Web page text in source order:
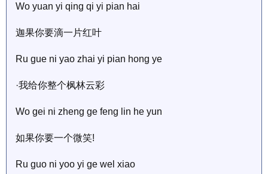
Wo yuan yi qing qi yi pian hai
迦果你要滴一片红叶
Ru gue ni yao zhai yi pian hong ye
·我给你整个枫林云彩
Wo gei ni zheng ge feng lin he yun
如果你要一个微笑!
Ru guo ni yoo yi ge wel xiao